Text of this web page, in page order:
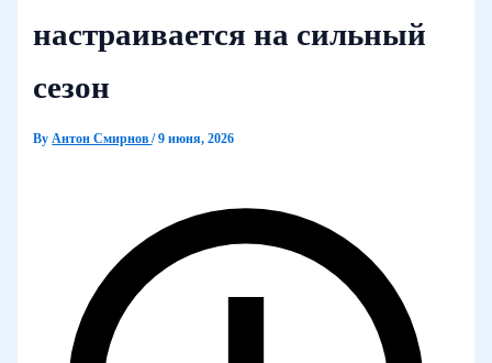
настраивается на сильный
сезон
ByАнтон Смирнов/9 июня, 2026